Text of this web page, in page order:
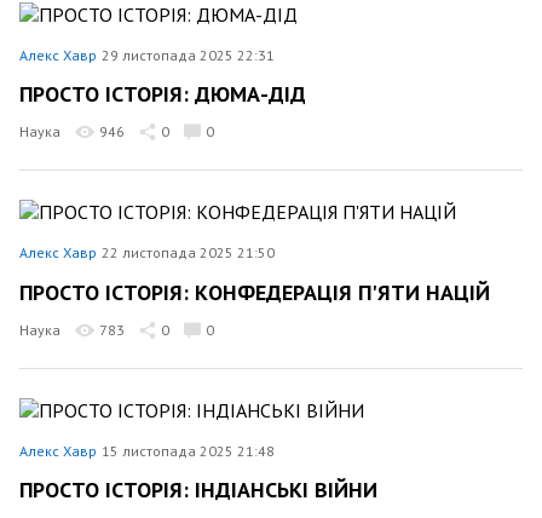
Алекс Хавр 29 листопада 2025 22:31
ПРОСТО ІСТОРІЯ: ДЮМА-ДІД
Наука 946 0 0
Алекс Хавр 22 листопада 2025 21:50
ПРОСТО ІСТОРІЯ: КОНФЕДЕРАЦІЯ П'ЯТИ НАЦІЙ
Наука 783 0 0
Алекс Хавр 15 листопада 2025 21:48
ПРОСТО ІСТОРІЯ: ІНДІАНСЬКІ ВІЙНИ